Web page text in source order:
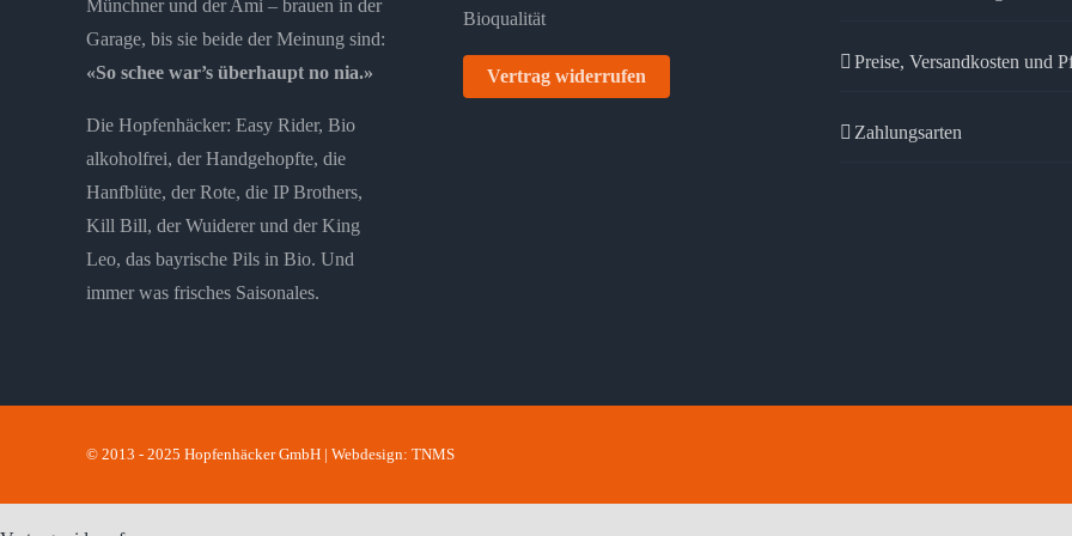
Münchner und der Ami – brauen in der
Garage, bis sie beide der Meinung sind:
«So schee war’s überhaupt no nia.»
Die Hopfenhäcker: Easy Rider, Bio
alkoholfrei, der Handgehopfte, die
Hanfblüte, der Rote, die IP Brothers,
Kill Bill, der Wuiderer und der King
Leo, das bayrische Pils in Bio. Und
immer was frisches Saisonales.
Vertrag widerrufen
Preise, Versandkosten und
Zahlungsarten
© 2013 - 2025 Hopfenhäcker GmbH | Webdesign: TNMS